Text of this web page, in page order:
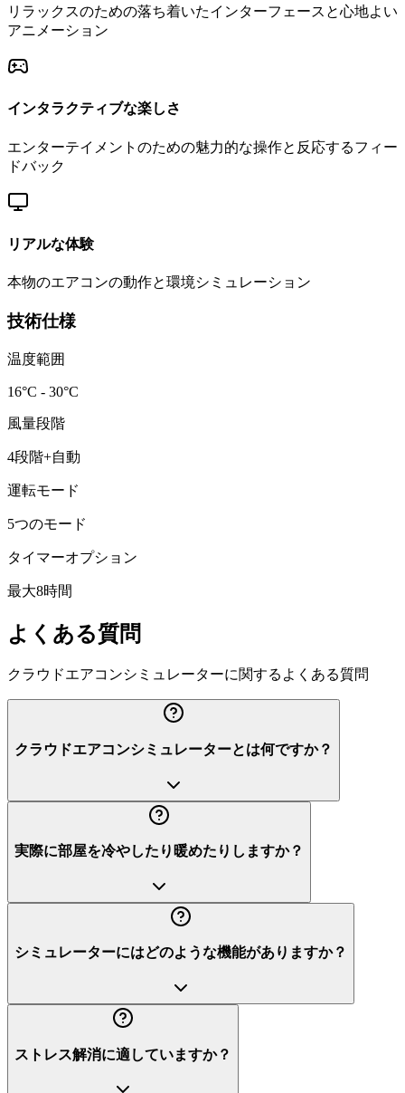
リラックスのための落ち着いたインターフェースと心地よい
アニメーション
インタラクティブな楽しさ
エンターテイメントのための魅力的な操作と反応するフィー
ドバック
リアルな体験
本物のエアコンの動作と環境シミュレーション
技術仕様
温度範囲
16°C - 30°C
風量段階
4段階+自動
運転モード
5つのモード
タイマーオプション
最大8時間
よくある質問
クラウドエアコンシミュレーターに関するよくある質問
クラウドエアコンシミュレーターとは何ですか？
実際に部屋を冷やしたり暖めたりしますか？
シミュレーターにはどのような機能がありますか？
ストレス解消に適していますか？